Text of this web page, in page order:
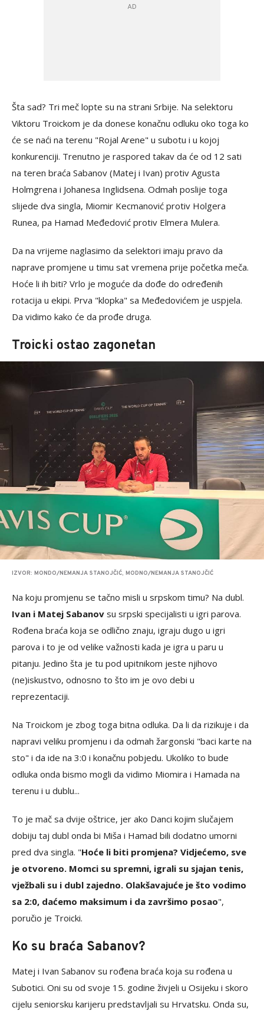
Šta sad? Tri meč lopte su na strani Srbije. Na selektoru
Viktoru Troickom je da donese konačnu odluku oko toga ko
će se naći na terenu "Rojal Arene" u subotu i u kojoj
konkurenciji. Trenutno je raspored takav da će od 12 sati
na teren braća Sabanov (Matej i Ivan) protiv Agusta
Holmgrena i Johanesa Inglidsena. Odmah poslije toga
slijede dva singla, Miomir Kecmanović protiv Holgera
Runea, pa Hamad Međedović protiv Elmera Mulera.
Da na vrijeme naglasimo da selektori imaju pravo da
naprave promjene u timu sat vremena prije početka meča.
Hoće li ih biti? Vrlo je moguće da dođe do određenih
rotacija u ekipi. Prva "klopka" sa Međedovićem je uspjela.
Da vidimo kako će da prođe druga.
Troicki ostao zagonetan
IZVOR: MONDO/NEMANJA STANOJČIĆ, MODNO/NEMANJA STANOJČIĆ
Na koju promjenu se tačno misli u srpskom timu? Na dubl.
Ivan i Matej Sabanov su srpski specijalisti u igri parova.
Rođena braća koja se odlično znaju, igraju dugo u igri
parova i to je od velike važnosti kada je igra u paru u
pitanju. Jedino šta je tu pod upitnikom jeste njihovo
(ne)iskustvo, odnosno to što im je ovo debi u
reprezentaciji.
Na Troickom je zbog toga bitna odluka. Da li da rizikuje i da
napravi veliku promjenu i da odmah žargonski "baci karte na
sto" i da ide na 3:0 i konačnu pobjedu. Ukoliko to bude
odluka onda bismo mogli da vidimo Miomira i Hamada na
terenu i u dublu...
To je mač sa dvije oštrice, jer ako Danci kojim slučajem
dobiju taj dubl onda bi Miša i Hamad bili dodatno umorni
pred dva singla. "Hoće li biti promjena? Vidjećemo, sve
je otvoreno. Momci su spremni, igrali su sjajan tenis,
vježbali su i dubl zajedno. Olakšavajuće je što vodimo
sa 2:0, daćemo maksimum i da završimo posao",
poručio je Troicki.
Ko su braća Sabanov?
Matej i Ivan Sabanov su rođena braća koja su rođena u
Subotici. Oni su od svoje 15. godine živjeli u Osijeku i skoro
cijelu seniorsku karijeru predstavljali su Hrvatsku. Onda su,